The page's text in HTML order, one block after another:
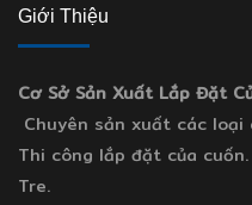
Giới Thiệu
Cơ Sở Sản Xuất Lắp Đặt
Chuyên sản xuất các
Thi công lắp đặt của
Tre.